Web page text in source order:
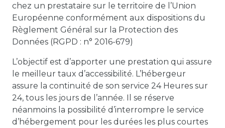
chez un prestataire sur le territoire de l’Union
Européenne conformément aux dispositions du
Règlement Général sur la Protection des
Données (RGPD : n° 2016-679)
L’objectif est d’apporter une prestation qui assure
le meilleur taux d’accessibilité. L’hébergeur
assure la continuité de son service 24 Heures sur
24, tous les jours de l’année. Il se réserve
néanmoins la possibilité d’interrompre le service
d’hébergement pour les durées les plus courtes